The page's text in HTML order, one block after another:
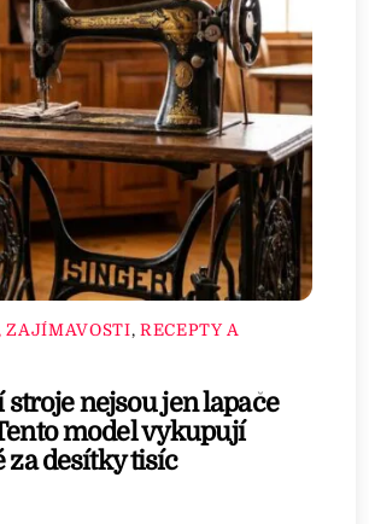
ZAJÍMAVOSTI, RECEPTY A
stroje nejsou jen lapače
model vykupují
za desítky tisíc